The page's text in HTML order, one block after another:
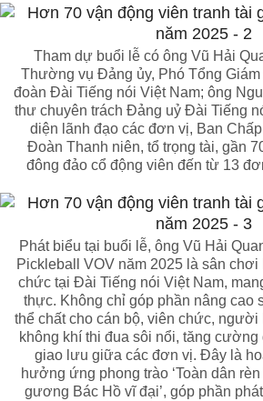
Tham dự buổi lễ có ông Vũ Hải
Thường vụ Đảng ủy, Phó Tổng
đoàn Đài Tiếng nói Việt Nam; ông
thư chuyên trách Đảng uỷ Đài Tiếng
diện lãnh đạo các đơn vị, Ban
Đoàn Thanh niên, tổ trọng tài, gần
đông đảo cổ động viên đến từ 13
Phát biểu tại buổi lễ, ông Vũ Hải
Pickleball VOV năm 2025 là sân
chức tại Đài Tiếng nói Việt Nam,
thực. Không chỉ góp phần nâng cao
thể chất cho cán bộ, viên chức, người
không khí thi đua sôi nổi, tăng cường
giao lưu giữa các đơn vị. Đây là
hưởng ứng phong trào ‘Toàn dân
gương Bác Hồ vĩ đại’, góp phần